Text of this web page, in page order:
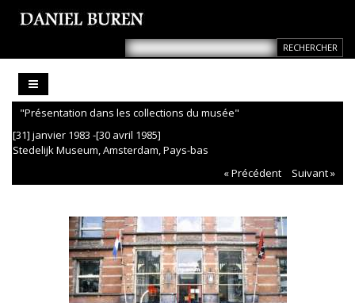
"Présentation dans les collections du musée"
[31] janvier 1983 -[30 avril 1985]
Stedelijk Museum, Amsterdam, Pays-bas
« Précédent
Suivant »